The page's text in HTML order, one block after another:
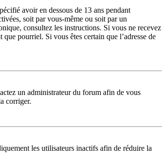
avoir en dessous de 13 ans pendant
soit par vous-même ou soit par un
consultez les instructions. Si vous ne recevez
pourriel. Si vous êtes certain que l’adresse de
un administrateur du forum afin de vous
corriger.
les utilisateurs inactifs afin de réduire la